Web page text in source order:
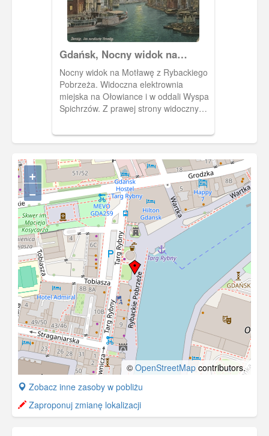
Gdańsk, Nocny widok na
Motławę
Nocny widok na Motławę z Rybackiego
Pobrzeża. Widoczna elektrownia
miejska na Ołowiance i w oddali Wyspa
Spichrzów. Z prawej strony widoczny
świetle księżyca.
+
−
© OpenStreetMap contributors.
+
−
Zobacz inne zasoby w pobliżu
Zaproponuj zmianę lokalizacji